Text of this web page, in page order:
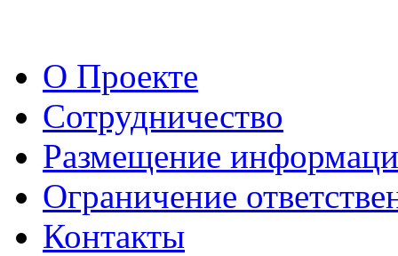
О Проекте
Сотрудничество
Размещение
Ограничение
Контакты